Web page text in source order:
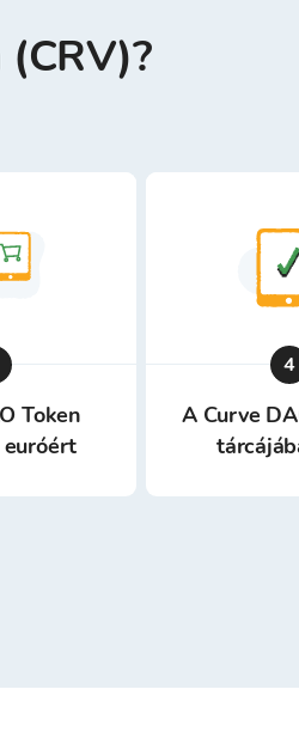
Token
4
A Curve